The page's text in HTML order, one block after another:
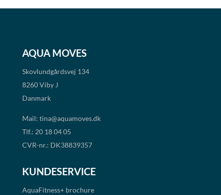
AQUA MOVES
Skovlundgårdsvej 134
8260 Viby J
Danmark
Mail: tina@aquamoves.dk
Tlf.: 20 18 04 05
CVR-nr.: DK38839357
KUNDESERVICE
AquaFitness+ brochure